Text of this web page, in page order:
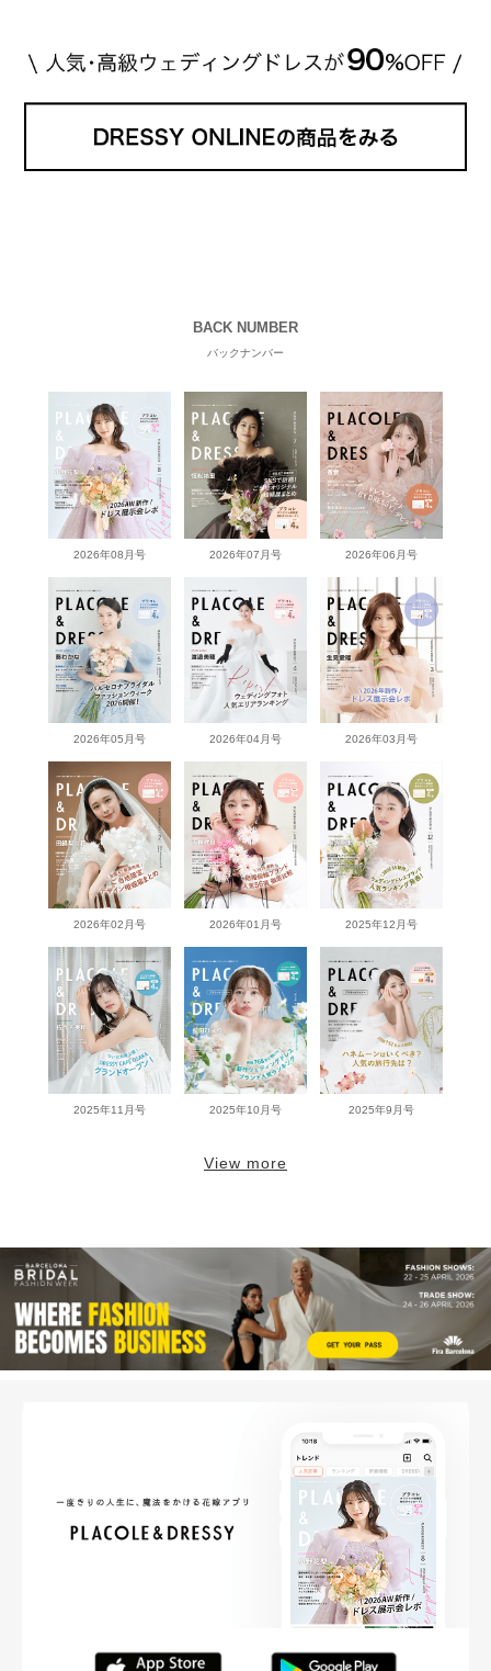
BACK NUMBER
バックナンバー
2026年08月号 2026年07月号 2026年06月号
2026年05月号 2026年04月号 2026年03月号
2026年02月号 2026年01月号 2025年12月号
2025年11月号 2025年10月号 2025年9月号
View more